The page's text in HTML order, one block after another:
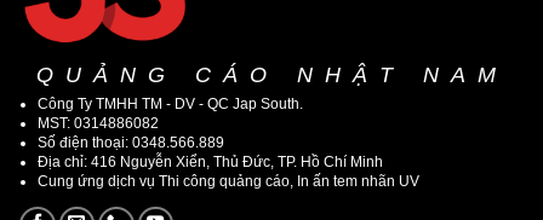
QUẢNG CÁO NHẬT NAM
Công Ty TMHH TM - DV - QC Jap South.
MST: 0314886082
Số điện thoại: 0348.566.889
Địa chỉ: 416 Nguyễn Xiển, Thủ Đức, TP. Hồ Chí Minh
Cung ứng dịch vụ Thi công quảng cáo, In ấn tem nhãn UV